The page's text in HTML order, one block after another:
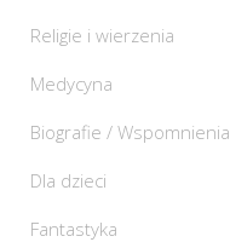
Religie i wierzenia
Medycyna
Biografie / Wspomnienia
Dla dzieci
Fantastyka